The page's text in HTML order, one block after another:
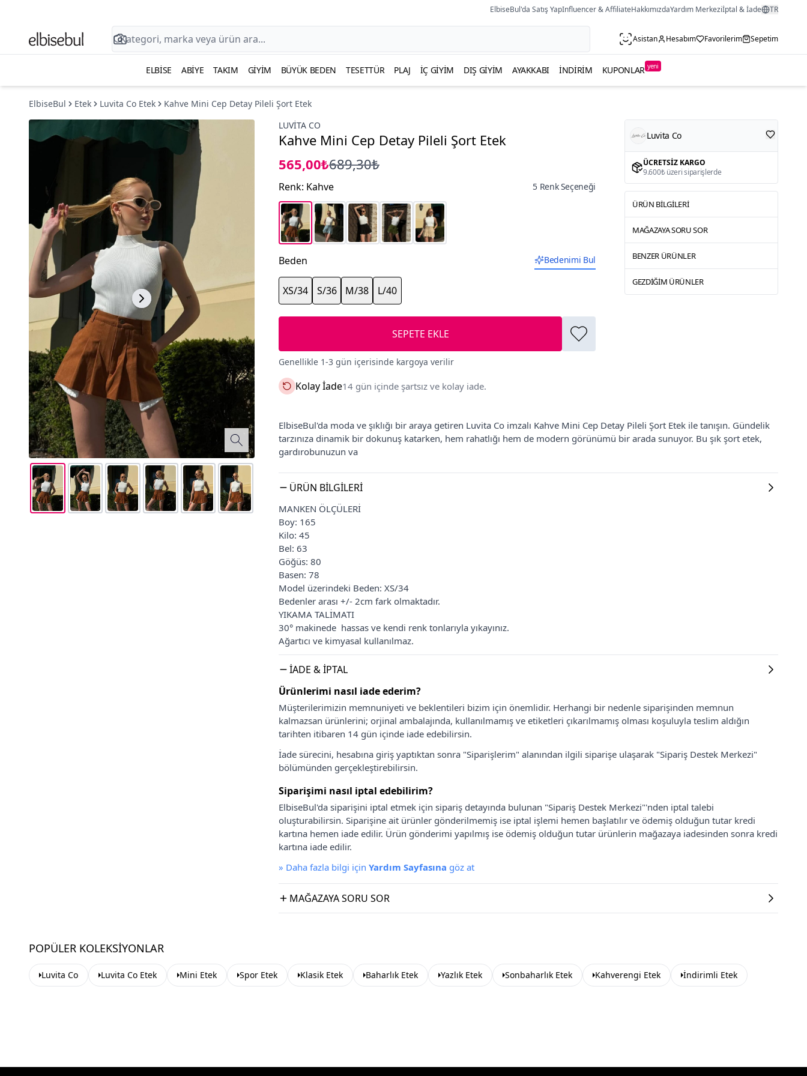
ElbiseBul'da Satış YapInfluencer & AffiliateHakkımızdaYardım Merkeziİptal & İade TR
Asistan Hesabım Favorilerim Sepetim
ELBISE ABIYE TAKIM GIYIM BÜYÜK BEDEN TESETTÜR PLAJ İÇ GIYIM DIŞ GIYIM AYAKKABI İNDIRIM KUPONLAR yeni
ElbiseBul Etek Luvita Co Etek
Kahve Mini Cep Detay Pileli Şort Etek
LUVITA CO
Kahve Mini Cep Detay Pileli Şort Etek
565,00₺689,30₺
Renk: Kahve 5 Renk Seçeneği
Beden Bedenimi Bul
XS/34 S/36 M/38 L/40
SEPETE EKLE
Genellikle 1-3 gün içerisinde kargoya verilir
Kolay İade14 gün içinde şartsız ve kolay iade.
Luvita Co
ÜCRETSIZ KARGO
9.600₺ üzeri siparişlerde
ÜRÜN BILGILERI
MAĞAZAYA SORU SOR
BENZER ÜRÜNLER
GEZDIĞIM ÜRÜNLER
ElbiseBul'da moda ve şıklığı bir araya getiren Luvita Co imzalı Kahve Mini Cep Detay Pileli Şort Etek ile tanışın. Gündelik
tarzınıza dinamik bir dokunuş katarken, hem rahatlığı hem de modern görünümü bir arada sunuyor. Bu şık şort etek,
gardırobunuzun va
ÜRÜN BILGILERI
MANKEN ÖLÇÜLERİ
Boy: 165
Kilo: 45
Bel: 63
Göğüs: 80
Basen: 78
Model üzerindeki Beden: XS/34
Bedenler arası +/- 2cm fark olmaktadır.
YIKAMA TALİMATI
30° makinede hassas ve kendi renk tonlarıyla yıkayınız.
Ağartıcı ve kimyasal kullanılmaz.
İADE & İPTAL
Ürünlerimi nasıl iade ederim?
Müşterilerimizin memnuniyeti ve beklentileri bizim için önemlidir. Herhangi bir nedenle siparişinden memnun
kalmazsan ürünlerini; orjinal ambalajında, kullanılmamış ve etiketleri çıkarılmamış olması koşuluyla teslim aldığın
tarihten itibaren 14 gün içinde iade edebilirsin.
İade sürecini, hesabına giriş yaptıktan sonra "Siparişlerim" alanından ilgili siparişe ulaşarak "Sipariş Destek Merkezi"
bölümünden gerçekleştirebilirsin.
Siparişimi nasıl iptal edebilirim?
ElbiseBul'da siparişini iptal etmek için sipariş detayında bulunan "Sipariş Destek Merkezi"'nden iptal talebi
oluşturabilirsin. Siparişine ait ürünler gönderilmemiş ise iptal işlemi hemen başlatılır ve ödemiş olduğun tutar kredi
kartına hemen iade edilir. Ürün gönderimi yapılmış ise ödemiş olduğun tutar ürünlerin mağazaya iadesinden sonra kredi
kartına iade edilir.
» Daha fazla bilgi için Yardım Sayfasına göz at
MAĞAZAYA SORU SOR
POPÜLER KOLEKSIYONLAR
Luvita Co Luvita Co Etek Mini Etek Spor Etek Klasik Etek Baharlık Etek Yazlık Etek Sonbaharlık Etek Kahverengi Etek İndirimli Etek